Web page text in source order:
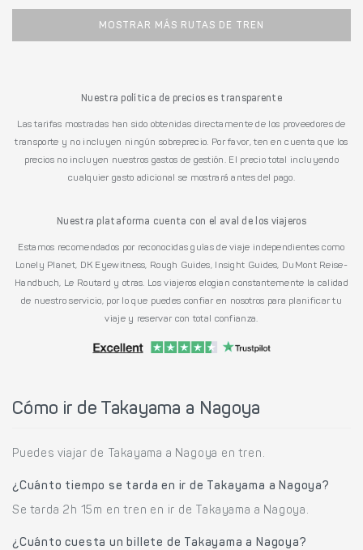
MOSTRAR MÁS RUTAS DE TREN
Nuestra política de precios es transparente
Las tarifas mostradas han sido obtenidas directamente de los proveedores de
transporte y no incluyen ningún sobreprecio. Por favor, ten en cuenta que los
precios no incluyen nuestros gastos de gestión. El precio total incluyendo
cualquier gasto adicional se mostrará antes del pago.
Nuestra plataforma cuenta con el aval de los viajeros
Estamos recomendados por reconocidas guías de viaje independientes como
Lonely Planet, DK Eyewitness, Rough Guides, Insight Guides, DuMont Reise-
Handbuch, Le Routard y otras. Los viajeros elogian constantemente la calidad
de nuestro servicio, por lo que puedes confiar en nosotros para planificar tu
viaje y reservar con total confianza.
Cómo ir de Takayama a Nagoya
Puedes viajar de Takayama a Nagoya en tren.
¿Cuánto tiempo se tarda en ir de Takayama a Nagoya?
Se tarda 2h 15m en tren en ir de Takayama a Nagoya.
¿Cuánto cuesta un billete de Takayama a Nagoya?